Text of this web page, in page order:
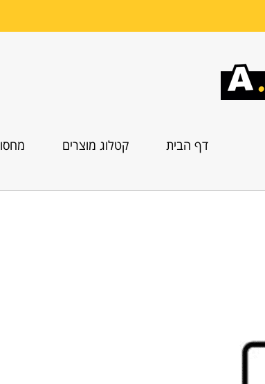
דף הבית קטלוג מוצרים